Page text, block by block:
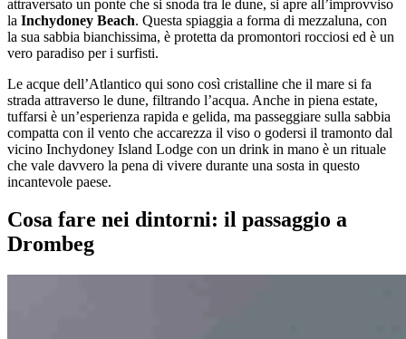
attraversato un ponte che si snoda tra le dune, si apre all’improvviso
la Inchydoney Beach. Questa spiaggia a forma di mezzaluna, con
la sua sabbia bianchissima, è protetta da promontori rocciosi ed è un
vero paradiso per i surfisti.
Le acque dell’Atlantico qui sono così cristalline che il mare si fa
strada attraverso le dune, filtrando l’acqua. Anche in piena estate,
tuffarsi è un’esperienza rapida e gelida, ma passeggiare sulla sabbia
compatta con il vento che accarezza il viso o godersi il tramonto dal
vicino Inchydoney Island Lodge con un drink in mano è un rituale
che vale davvero la pena di vivere durante una sosta in questo
incantevole paese.
Cosa fare nei dintorni: il passaggio a
Drombeg